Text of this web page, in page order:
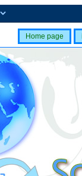
Home page